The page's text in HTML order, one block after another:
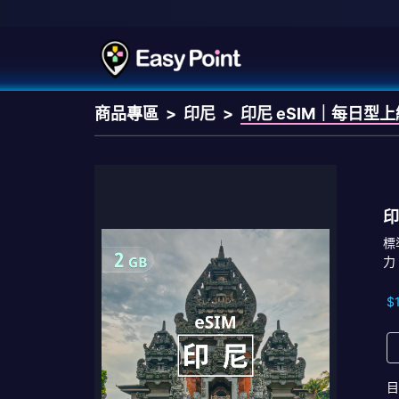
商品專區 印尼 印尼 eSIM｜每日型
標
力